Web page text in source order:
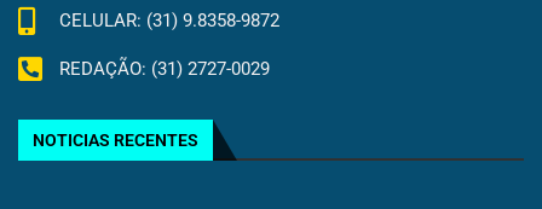
CELULAR: (31) 9.8358-9872
REDAÇÃO: (31) 2727-0029
NOTICIAS RECENTES